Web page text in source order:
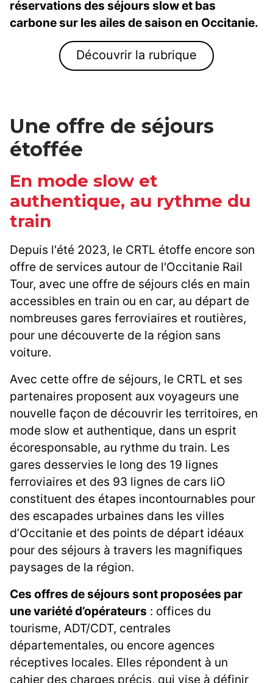
réservations des séjours slow et bas
carbone sur les ailes de saison en Occitanie.
Découvrir la rubrique
Une offre de séjours
étoffée
En mode slow et
authentique, au rythme du
train
Depuis l'été 2023, le CRTL étoffe encore son
offre de services autour de l'Occitanie Rail
Tour, avec une offre de séjours clés en main
accessibles en train ou en car, au départ de
nombreuses gares ferroviaires et routières,
pour une découverte de la région sans
voiture.
Avec cette offre de séjours, le CRTL et ses
partenaires proposent aux voyageurs une
nouvelle façon de découvrir les territoires, en
mode slow et authentique, dans un esprit
écoresponsable, au rythme du train. Les
gares desservies le long des 19 lignes
ferroviaires et des 93 lignes de cars liO
constituent des étapes incontournables pour
des escapades urbaines dans les villes
d’Occitanie et des points de départ idéaux
pour des séjours à travers les magnifiques
paysages de la région.
Ces offres de séjours sont proposées par
une variété d’opérateurs : offices du
tourisme, ADT/CDT, centrales
départementales, ou encore agences
réceptives locales. Elles répondent à un
cahier des charges précis, qui vise à définir